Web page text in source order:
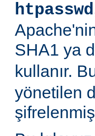
htpasswd
SHA1 ya
kullanır.
yönetilen